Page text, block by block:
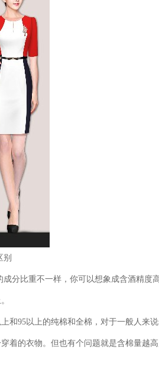
2
别
分比重不一样，你可以想象成含酒精度
和95以上的纯棉和全棉，对于一般人来
着的衣物。但也有个问题就是含棉量越